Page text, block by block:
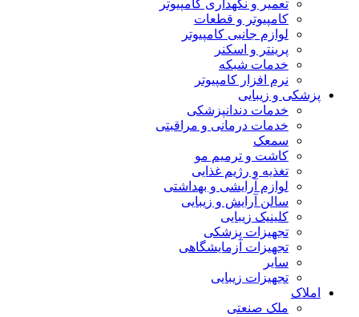
تعمیر و نگهداری کامپیوتر
کامپیوتر و قطعات
لوازم جانبی کامپیوتر
پرینتر و اسکنر
خدمات شبکه
نرم افزار کامپیوتر
پزشکی و زیبایی
خدمات دندانپزشکی
خدمات درمانی و مراقبتی
سمعک
کاشت و ترمیم مو
تغذیه و رژیم غذایی
لوازم آرایشی و بهداشتی
سالن آرایش و زیبایی
کلینیک زیبایی
تجهیزات پزشکی
تجهیزات آزمایشگاهی
سایر
تجهیزات زیبایی
املاک
ملک صنعتی